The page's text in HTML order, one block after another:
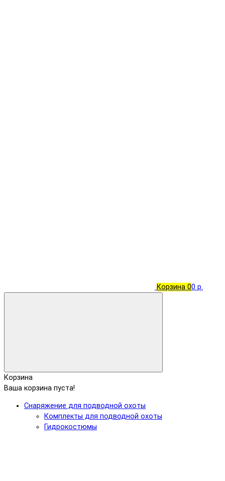
Корзина 00 р.
Корзина
Ваша корзина пуста!
Снаряжение для подводной охоты
Комплекты для подводной охоты
Гидрокостюмы